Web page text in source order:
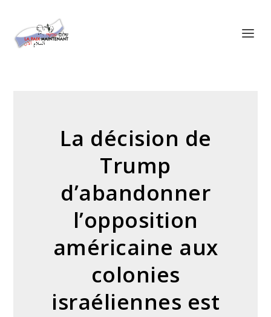
La décision de
Trump
d’abandonner
l’opposition
américaine aux
colonies
israéliennes est